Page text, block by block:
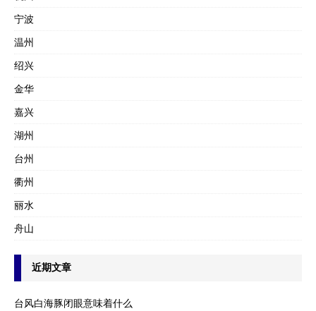
宁波
温州
绍兴
金华
嘉兴
湖州
台州
衢州
丽水
舟山
近期文章
台风白海豚闭眼意味着什么